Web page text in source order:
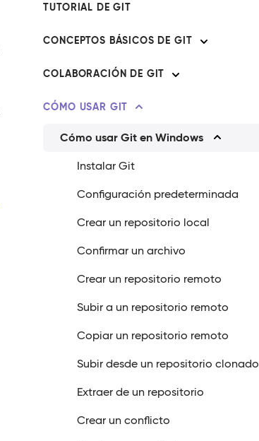
TUTORIAL DE GIT
CONCEPTOS BÁSICOS DE GIT
COLABORACIÓN DE GIT
CÓMO USAR GIT
Cómo usar Git en Windows
Instalar Git
Configuración predeterminada
Crear un repositorio local
Confirmar un archivo
Crear un repositorio remoto
Subir a un repositorio remoto
Copiar un repositorio remoto
Subir desde un repositorio clonado
Extraer de un repositorio
Crear un conflicto